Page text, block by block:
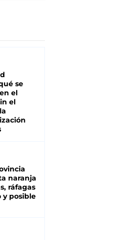
se
el
el
naranja
ráfagas
y posible